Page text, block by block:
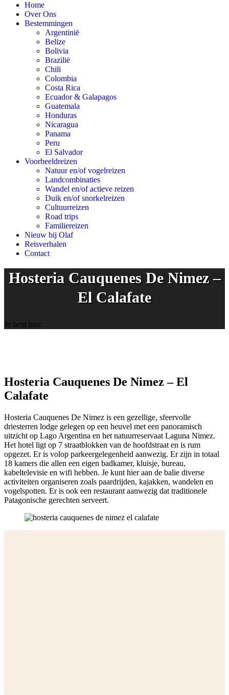
Home
Over Ons
Bestemmingen
Argentinië
Belize
Bolivia
Brazilië
Chili
Colombia
Costa Rica
Ecuador & Galapagos
Guatemala
Honduras
Nicaragua
Panama
Peru
El Salvador
Voorbeeldreizen
Natuur en/of vogelreizen
Landcombinaties
Wandel en/of actieve reizen
Duik en/of snorkelreizen
Cultuurreizen
Road trips
Familiereizen
Nieuw bij Olaf
Reisverhalen
Contact
Hosteria Cauquenes De Nimez –
El Calafate
Je bent hier:
Hosteria Cauquenes De Nimez – El
Calafate
Hosteria Cauquenes De Nimez is een gezellige, sfeervolle
driesterren lodge gelegen op een heuvel met een panoramisch
uitzicht op Lago Argentina en het natuurreservaat Laguna Nimez.
Het hotel ligt op 7 straatblokken van de hoofdstraat en is rum
opgezet. Er is volop parkeergelegenheid aanwezig. Er zijn in totaal
18 kamers die allen een eigen badkamer, kluisje, bureau,
kabeltelevisie en wifi hebben. Je kunt hier aan de balie diverse
activiteiten organiseren zoals paardrijden, kajakken, wandelen en
vogelspotten. Er is ook een restaurant aanwezig dat traditionele
Patagonische gerechten serveert.